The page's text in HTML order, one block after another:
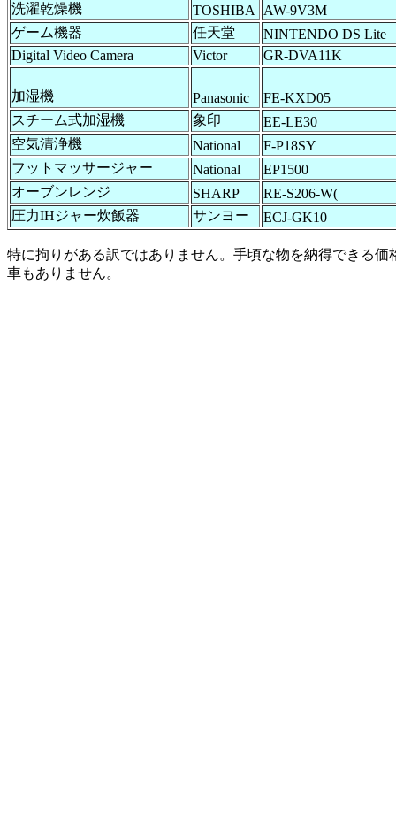
洗濯乾燥機
TOSHIBA
AW-9V3M
ゲーム機器
任天堂
NINTENDO DS Lite
Digital Video Camera
Victor GR-DVA11K
加湿機 Panasonic
FE-KXD05
スチーム式加湿機
象印
EE-LE30
空気清浄機
National
F-P18SY
フットマッサージャー
National
EP1500
オーブンレンジ
SHARP
RE-S206-W(
圧力IHジャー炊飯器
サンヨー ECJ-GK10
特に拘りがある訳ではありません。手頃な物を納得できる価
車もありません。